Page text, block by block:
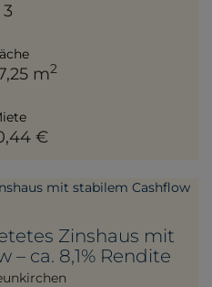
3
m2
€
Zinshaus mit
– ca. 8,1% Rendite